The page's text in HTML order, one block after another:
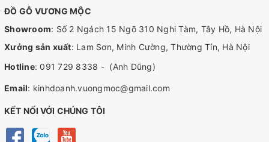
ĐỒ GỖ VƯƠNG MỘC
Showroom: Số 2 Ngách 15 Ngõ 310 Nghi Tàm, Tây Hồ, Hà Nội
Xưởng sản xuất: Lam Sơn, Minh Cường, Thường Tín, Hà Nội
Hotline:091 729 8338 - (Anh Dũng)
Email: kinhdoanh.vuongmoc@gmail.com
KẾT NỐI VỚI CHÚNG TÔI